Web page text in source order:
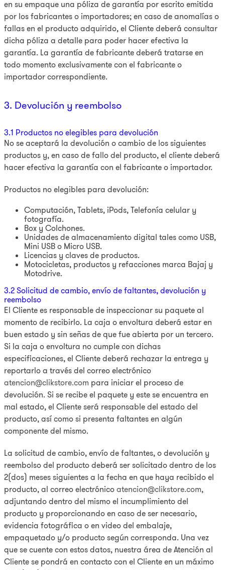
en su empaque una póliza de garantía por escrito emitida
por los fabricantes o importadores; en caso de anomalías o
fallas en el producto adquirido, el Cliente deberá consultar
dicha póliza a detalle para poder hacer efectiva la
garantía. La garantía de fabricante deberá tratarse en
todo momento exclusivamente con el fabricante o
importador correspondiente.
3. Devolución y reembolso
3.1 Productos no elegibles para devolución
No se aceptará la devolución o cambio de los siguientes
productos y, en caso de fallo del producto, el cliente deberá
hacer efectiva la garantía con el fabricante o importador.
Productos no elegibles para devolución:
Computación, Tablets, iPods, Telefonía celular y
fotografía.
Box y Colchones.
Unidades de almacenamiento digital tales como USB,
Mini USB o Micro USB.
Licencias y claves de productos.
Motocicletas, productos y refacciones marca Bajaj y
Motodrive.
3.2 Solicitud de cambio, envío de faltantes, devolución y
reembolso
El Cliente es responsable de inspeccionar su paquete al
momento de recibirlo. La caja o envoltura deberá estar en
buen estado y sin señas de que fue abierta por un tercero.
Si la caja o envoltura no cumple con dichas
especificaciones, el Cliente deberá rechazar la entrega y
reportarlo a través del correo electrónico
atencion@clikstore.com para iniciar el proceso de
devolución. Si se recibe el paquete y este se encuentra en
mal estado, el Cliente será responsable del estado del
producto, así como si presenta faltantes en algún
componente del mismo.
La solicitud de cambio, envío de faltantes, o devolución y
reembolso del producto deberá ser solicitado dentro de los
2(dos) meses siguientes a la fecha en que haya recibido el
producto, al correo electrónico atencion@clikstore.com,
adjuntando dentro del mismo el incumplimiento del
producto y proporcionando en caso de ser necesario,
evidencia fotográfica o en video del embalaje,
empaquetado y/o producto según corresponda. Una vez
que se cuente con estos datos, nuestra área de Atención al
Cliente se pondrá en contacto con el Cliente en un máximo